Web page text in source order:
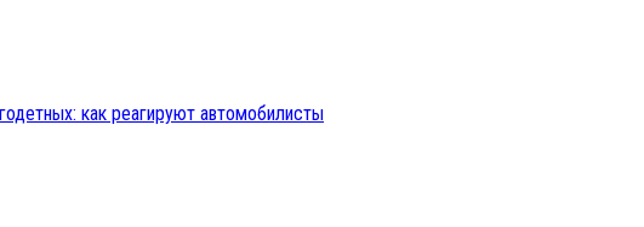
как реагируют автомобилисты